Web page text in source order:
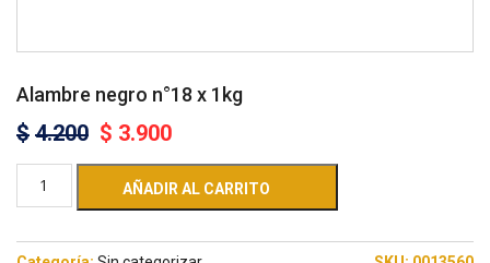
Alambre negro n°18 x 1kg
$ 4.200 $ 3.900
AÑADIR AL CARRITO